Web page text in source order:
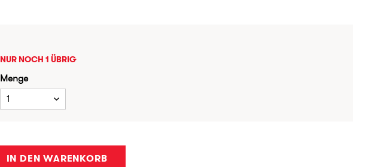
NUR NOCH 1 ÜBRIG
Menge
1
IN DEN WARENKORB